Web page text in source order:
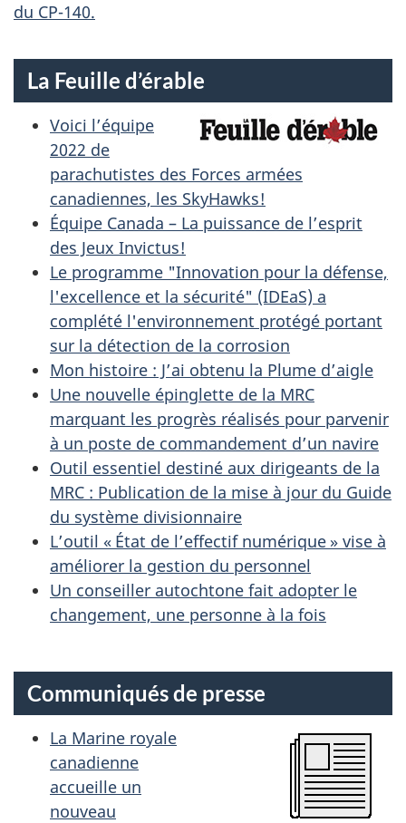
du CP-140.
La Feuille d’érable
Voici l’équipe
2022 de
parachutistes des Forces armées
canadiennes, les SkyHawks!
Équipe Canada – La puissance de l’esprit
des Jeux Invictus!
Le programme "Innovation pour la défense,
l'excellence et la sécurité" (IDEaS) a
complété l'environnement protégé portant
sur la détection de la corrosion
Mon histoire : J’ai obtenu la Plume d’aigle
Une nouvelle épinglette de la MRC
marquant les progrès réalisés pour parvenir
à un poste de commandement d’un navire
Outil essentiel destiné aux dirigeants de la
MRC : Publication de la mise à jour du Guide
du système divisionnaire
L’outil « État de l’effectif numérique » vise à
améliorer la gestion du personnel
Un conseiller autochtone fait adopter le
changement, une personne à la fois
Communiqués de presse
La Marine royale
canadienne
accueille un
nouveau